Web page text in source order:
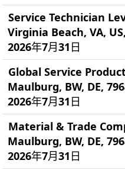
Service Technician
Virginia Beach, VA,
2026年7月31日
Global Service
Maulburg, BW, DE,
2026年7月31日
Material & Trade
Maulburg, BW, DE,
2026年7月31日